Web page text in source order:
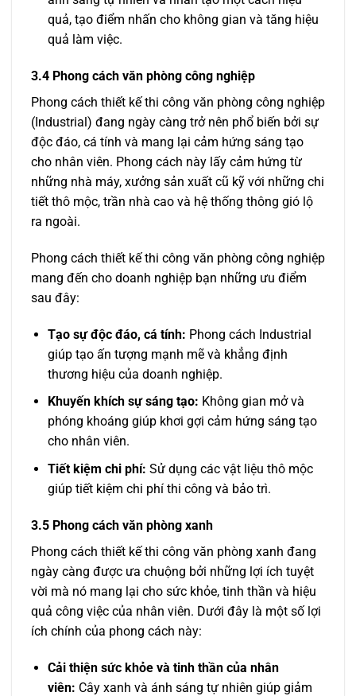
quả, tạo điểm nhấn cho không gian và tăng hiệu
quả làm việc.
3.4 Phong cách văn phòng công nghiệp
Phong cách thiết kế thi công văn phòng công nghiệp
(Industrial) đang ngày càng trở nên phổ biến bởi sự
độc đáo, cá tính và mang lại cảm hứng sáng tạo
cho nhân viên. Phong cách này lấy cảm hứng từ
những nhà máy, xưởng sản xuất cũ kỹ với những chi
tiết thô mộc, trần nhà cao và hệ thống thông gió lộ
ra ngoài.
Phong cách thiết kế thi công văn phòng công nghiệp
mang đến cho doanh nghiệp bạn những ưu điểm
sau đây:
Tạo sự độc đáo, cá tính: Phong cách Industrial
giúp tạo ấn tượng mạnh mẽ và khẳng định
thương hiệu của doanh nghiệp.
Khuyến khích sự sáng tạo: Không gian mở và
phóng khoáng giúp khơi gợi cảm hứng sáng tạo
cho nhân viên.
Tiết kiệm chi phí: Sử dụng các vật liệu thô mộc
giúp tiết kiệm chi phí thi công và bảo trì.
3.5 Phong cách văn phòng xanh
Phong cách thiết kế thi công văn phòng xanh đang
ngày càng được ưa chuộng bởi những lợi ích tuyệt
vời mà nó mang lại cho sức khỏe, tinh thần và hiệu
quả công việc của nhân viên. Dưới đây là một số lợi
ích chính của phong cách này:
Cải thiện sức khỏe và tinh thần của nhân
viên: Cây xanh và ánh sáng tự nhiên giúp giảm